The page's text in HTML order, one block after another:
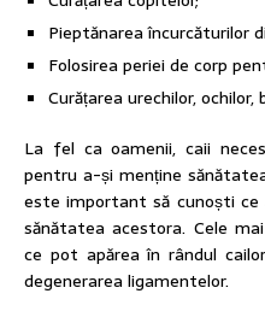
Pieptănarea încurcăturilor
Folosirea periei de corp
Curățarea urechilor,
La fel ca oamenii, caii
pentru a-și menține
este important să cunoști ce
sănătatea acestora. Cele
ce pot apărea în rândul
degenerarea ligamentelor.